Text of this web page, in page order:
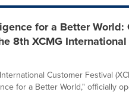
for a Better World:
8th XCMG
Customer Festival
for a Better World," officially